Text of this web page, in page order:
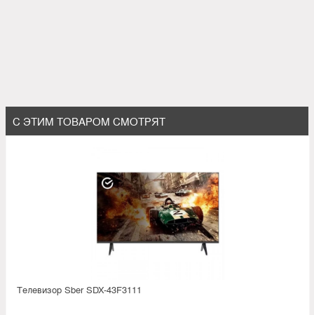
С ЭТИМ ТОВАРОМ СМОТРЯТ
Телевизор Sber SDX-43F3111